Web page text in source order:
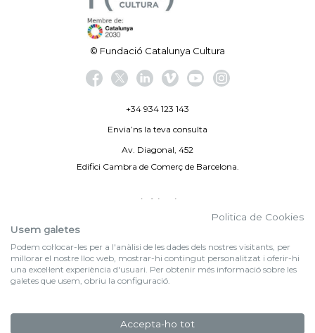
© Fundació Catalunya Cultura
+34 934 123 143
Envia’ns la teva consulta
Av. Diagonal, 452
Edifici Cambra de Comerç de Barcelona.
Avís legal
By 100X100NET
f (NEWSLETTER)
Politica de Cookies
Usem galetes
Podem col·locar-les per a l'anàlisi de les dades dels nostres visitants, per
millorar el nostre lloc web, mostrar-hi contingut personalitzat i oferir-hi
una excel·lent experiència d'usuari. Per obtenir més informació sobre les
galetes que usem, obriu la configuració.
Accepta-ho tot